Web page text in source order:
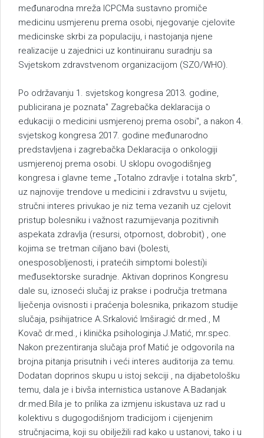
međunarodna mreža ICPCMa sustavno promiče
medicinu usmjerenu prema osobi, njegovanje cjelovite
medicinske skrbi za populaciju, i nastojanja njene
realizacije u zajednici uz kontinuiranu suradnju sa
Svjetskom zdravstvenom organizacijom (SZO/WHO).
Po održavanju 1. svjetskog kongresa 2013. godine,
publicirana je poznata" Zagrebačka deklaracija o
edukaciji o medicini usmjerenoj prema osobi", a nakon 4.
svjetskog kongresa 2017. godine međunarodno
predstavljena i zagrebačka Deklaracija o onkologiji
usmjerenoj prema osobi. U sklopu ovogodišnjeg
kongresa i glavne teme „Totalno zdravlje i totalna skrb“,
uz najnovije trendove u medicini i zdravstvu u svijetu,
stručni interes privukao je niz tema vezanih uz cjelovit
pristup bolesniku i važnost razumijevanja pozitivnih
aspekata zdravlja (resursi, otpornost, dobrobit) , one
kojima se tretman ciljano bavi (bolesti,
onesposobljenosti, i pratećih simptomi bolesti)i
međusektorske suradnje. Aktivan doprinos Kongresu
dale su, iznoseći slučaj iz prakse i područja tretmana
liječenja ovisnosti i praćenja bolesnika, prikazom studije
slučaja, psihijatrice A.Srkalović Imširagić dr.med., M
Kovač dr.med., i klinička psihologinja J.Matić, mr.spec.
Nakon prezentiranja slučaja prof Matić je odgovorila na
brojna pitanja prisutnih i veći interes auditorija za temu.
Dodatan doprinos skupu u istoj sekciji , na dijabetološku
temu, dala je i bivša internistica ustanove A.Badanjak
dr.med.Bila je to prilika za izmjenu iskustava uz rad u
kolektivu s dugogodišnjom tradicijom i cijenjenim
stručnjacima, koji su obilježili rad kako u ustanovi, tako i u